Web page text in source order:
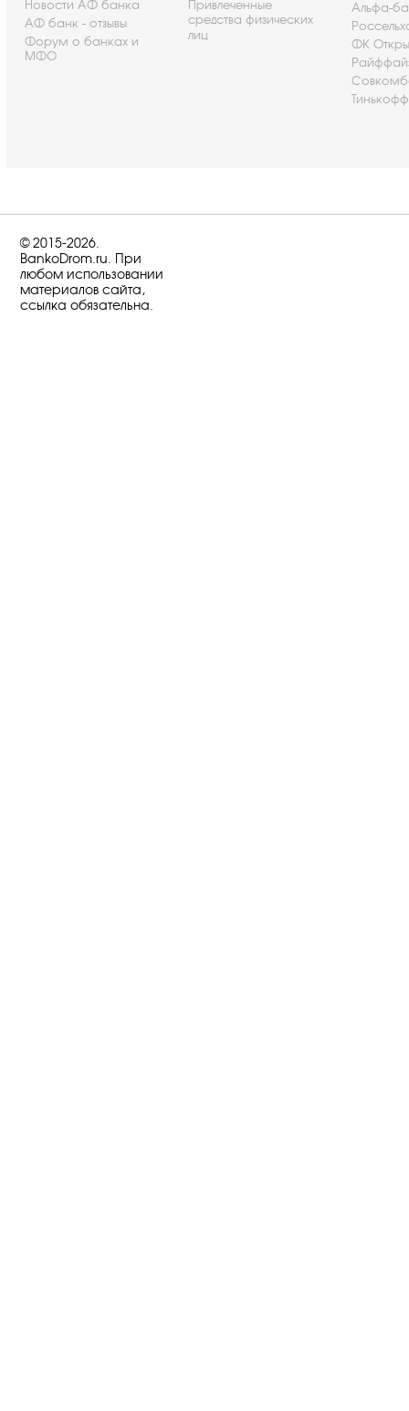
Новости АФ банка
АФ банк - отзывы
Форум о банках и
МФО
Привлеченные
средства физических
лиц
Альфа-
ФК
© 2015-2026.
BankoDrom.ru. При
любом использовании
материалов сайта,
ссылка обязательна.